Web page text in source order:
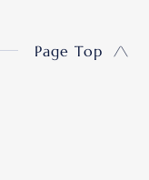
Page Top